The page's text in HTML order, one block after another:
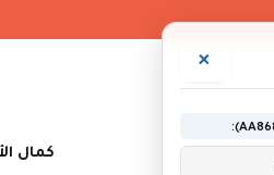
كمال
×